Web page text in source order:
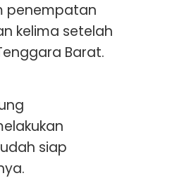
penempatan
kelima setelah
Barat.
siap